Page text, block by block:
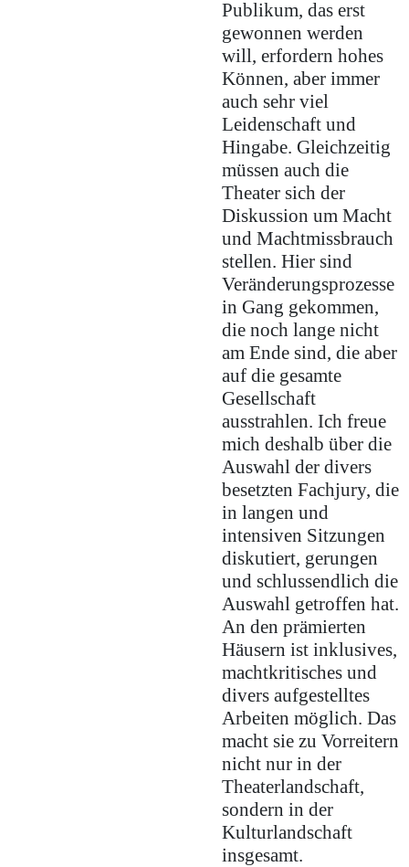
Publikum, das erst
gewonnen werden
will, erfordern hohes
Können, aber immer
auch sehr viel
Leidenschaft und
Hingabe. Gleichzeitig
müssen auch die
Theater sich der
Diskussion um Macht
und Machtmissbrauch
stellen. Hier sind
Veränderungsprozesse
in Gang gekommen,
die noch lange nicht
am Ende sind, die aber
auf die gesamte
Gesellschaft
ausstrahlen. Ich freue
mich deshalb über die
Auswahl der divers
besetzten Fachjury, die
in langen und
intensiven Sitzungen
diskutiert, gerungen
und schlussendlich die
Auswahl getroffen hat.
An den prämierten
Häusern ist inklusives,
machtkritisches und
divers aufgestelltes
Arbeiten möglich. Das
macht sie zu Vorreitern
nicht nur in der
Theaterlandschaft,
sondern in der
Kulturlandschaft
insgesamt.